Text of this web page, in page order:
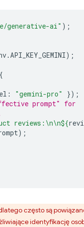
generative-ai" );
.API_KEY_GEMINI);
{
: "gemini-pro"
});
prompt" for
reviews:\n\n${
);
często są
identyfikację